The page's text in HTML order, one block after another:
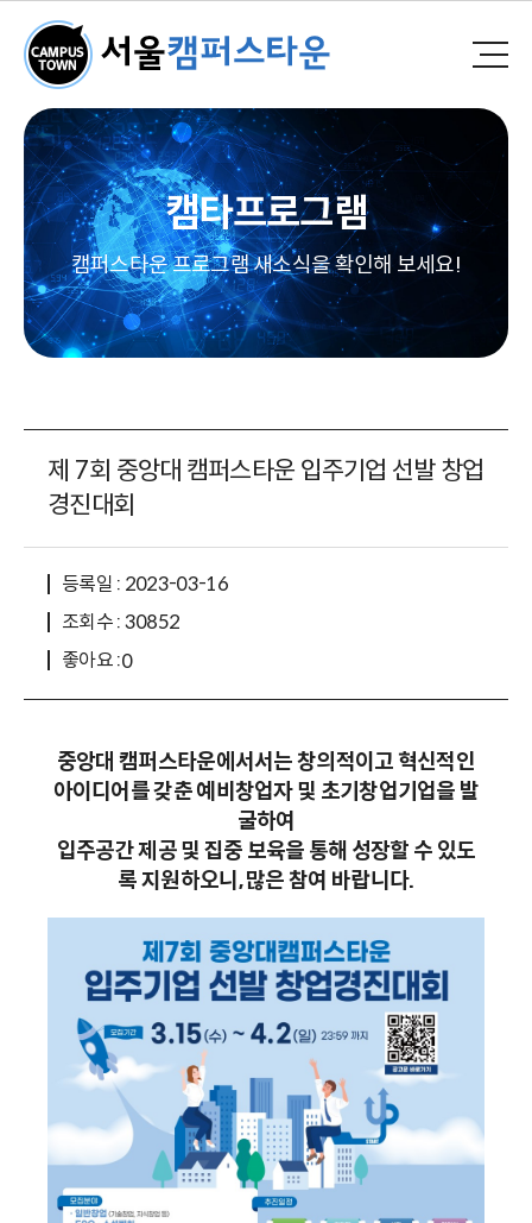
캠타프로그램
캠퍼스타운 프로그램 새소식을 확인해 보세요!
제 7회 중앙대 캠퍼스타운 입주기업 선발 창업
경진대회
등록일 : 2023-03-16
조회수 : 30852
좋아요 :0
중앙대 캠퍼스타운에서서는 창의적이고 혁신적인
아이디어를 갖춘 예비창업자 및 초기창업기업을 발
굴하여
입주공간 제공 및 집중 보육을 통해 성장할 수 있도
록 지원하오니, 많은 참여 바랍니다.